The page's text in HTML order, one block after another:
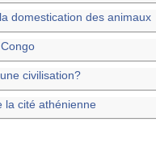
domestication des animaux
civilisation?
la cité athénienne